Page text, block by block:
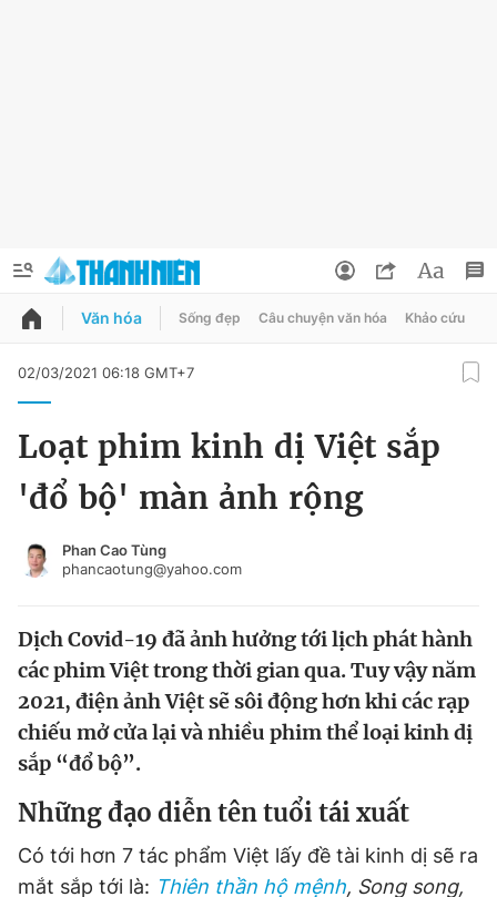
QUẢNG CÁO
Chuyên mục
Chào ngày mới
Tin thị trường Tin 360
Video Magazine
Tiện ích
Đổi mật khẩu
Tin đã lưu
Tin đã xem
Văn hóa Sống đẹp Câu chuyện văn hóa Khảo cứu
02/03/2021 06:18 GMT+7
Loạt phim kinh dị Việt sắp
'đổ bộ' màn ảnh rộng
Phan Cao Tùng
phancaotung@yahoo.com
Dịch Covid-19 đã ảnh hưởng tới lịch phát hành
các phim Việt trong thời gian qua. Tuy vậy năm
2021, điện ảnh Việt sẽ sôi động hơn khi các rạp
chiếu mở cửa lại và nhiều phim thể loại kinh dị
sắp “đổ bộ”.
Những đạo diễn tên tuổi tái xuất
Có tới hơn 7 tác phẩm Việt lấy đề tài kinh dị sẽ ra
mắt sắp tới là: Thiên thần hộ mệnh, Song song,